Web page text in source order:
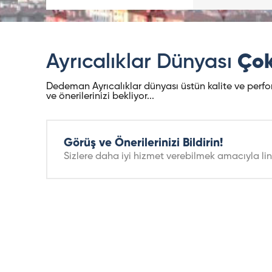
Ayrıcalıklar Dünyası
Dedeman Ayrıcalıklar dünyası üstün kalite ve
ve önerilerinizi bekliyor...
Görüş ve Önerilerinizi Bildirin!
Sizlere daha iyi hizmet verebilmek amacıyla